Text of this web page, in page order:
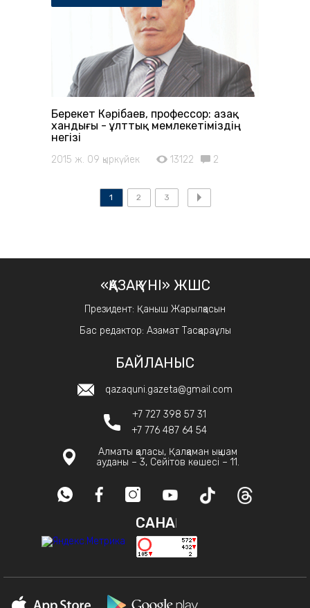
Берекет Кәрібаев, профессор: Қазақ
хандығы - ұлттық мемлекетіміздің
негізі
2015 ж. 09 қыркүйек 13122 2
1 2 3
«ҚАЗАҚ ҮНІ» ЖШС
Президент: Қаныш Жарылқасын
Бас редактор: Азамат Тасқараұлы
БАЙЛАНЫС
qazaquni.gazeta@gmail.com
+7 727 398 57 31
+7 776 487 64 54
Алматы қаласы, Қалқаман ықшам
ауданы – 3, Сейітов көшесі – 11.
САНАҚ